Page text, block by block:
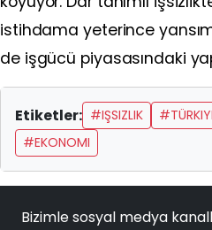
istihdama yeterince
de işgücü piyasasındaki
Etiketler: #IŞSIZLIK
#EKONOMI
Bizimle sosyal medya